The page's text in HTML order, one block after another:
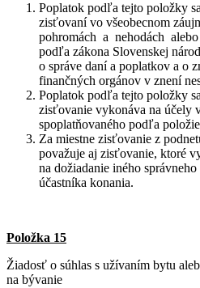
Poplatok podľa tejto položky
zisťovaní vo všeobecnom
pohromách a nehodách
podľa zákona Slovenskej
o správe daní a poplatkov a o
finančných orgánov v znení
Poplatok podľa tejto položky
zisťovanie vykonáva na účely
spoplatňovaného podľa
Za miestne zisťovanie z
považuje aj zisťovanie, ktoré
na dožiadanie iného
účastníka konania.
Položka 15
Žiadosť o súhlas s užívaním bytu
na bývanie